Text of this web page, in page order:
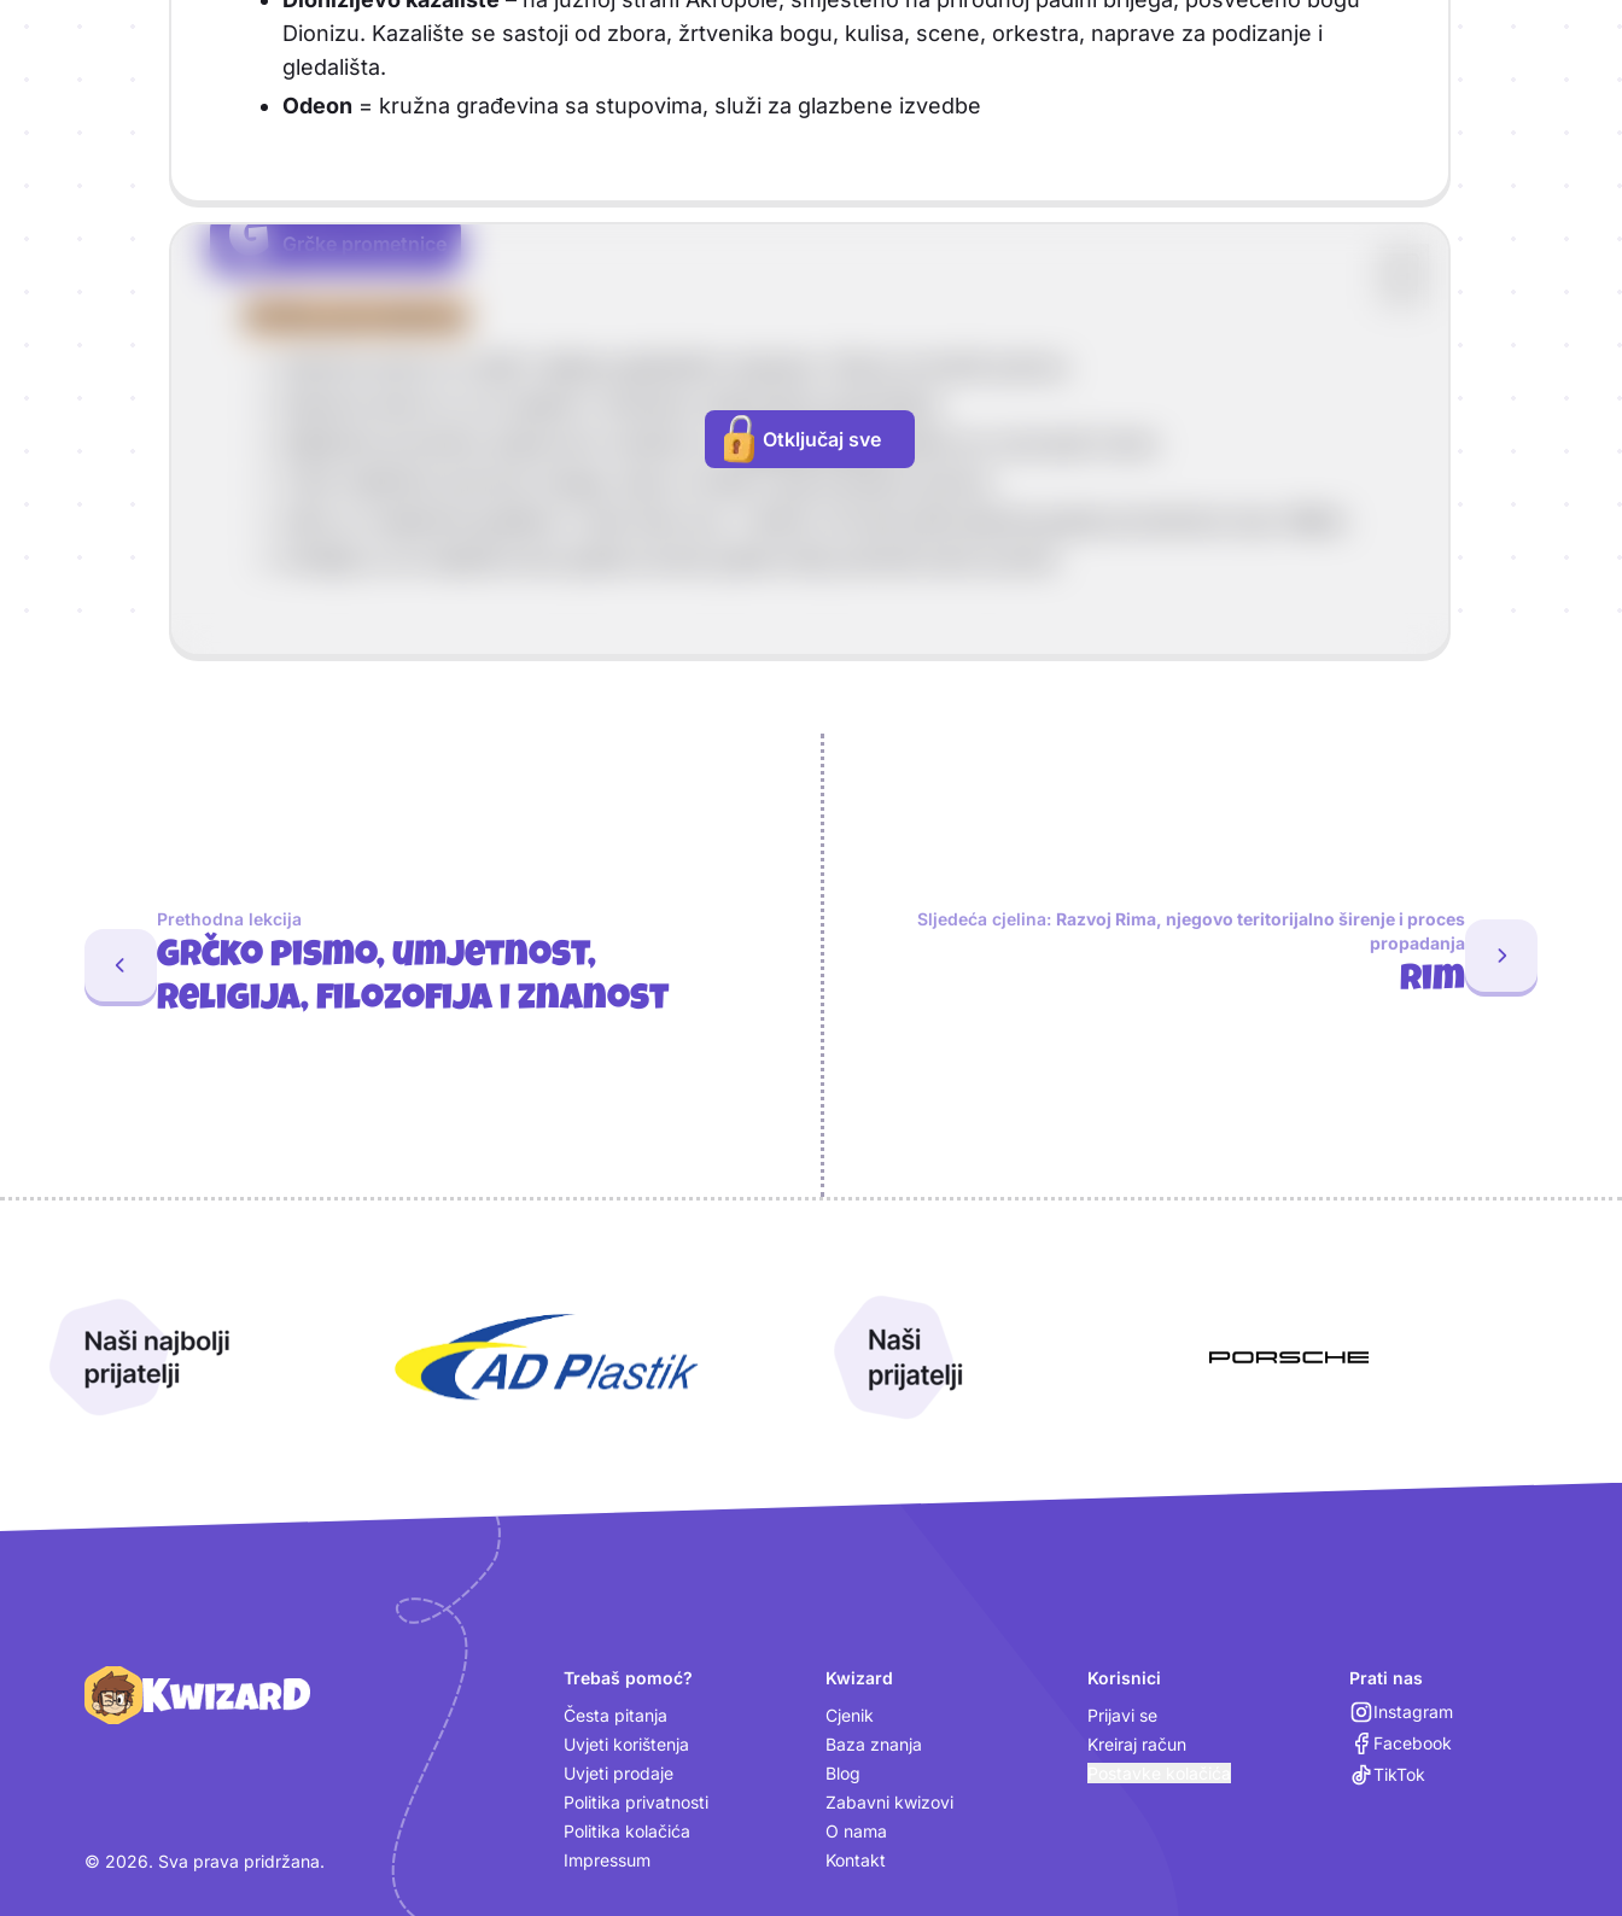
Dionizu. Kazalište se sastoji od zbora, žrtvenika bogu, kulisa, scene, orkestra, naprave za podizanje i
gledališta.
Odeon = kružna građevina sa stupovima, služi za glazbene izvedbe
G
G Grčke prometnice
Vrsta sadržaja: Grčke prometnice
Kopneni putovi su se nalazili u nizinama i planinskim područjima.
Najčešće prometno prijevozno sredstvo suzaprežna kola
Otključaj sve
Prethodna lekcija
Grčko pismo, umjetnost,
religija, filozofija i znanost
Sljedeća cjelina: Razvoj Rima, njegovo teritorijalno širenje i proces
propadanja
Rim
Podnožje
© 2026. Sva prava pridržana.
Trebaš pomoć?
Česta pitanja
Uvjeti korištenja
Uvjeti prodaje
Politika privatnosti
Politika kolačića
Impressum
Kwizard
Cjenik
Baza znanja
Blog
Zabavni kwizovi
O nama
Kontakt
Korisnici
Prijavi se
Kreiraj račun
Prati nas
Instagram
Facebook
TikTok